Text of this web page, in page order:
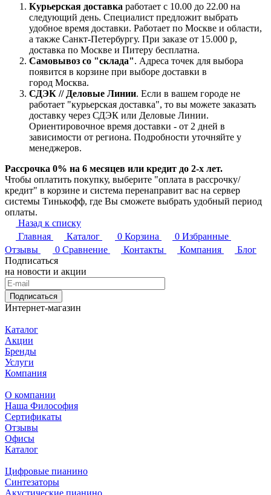
Курьерская доставка работает с 10.00 до 22.00 на
следующий день. Специалист предложит выбрать
удобное время доставки. Работает по Москве и области,
а также Санкт-Петербургу. При заказе от 15.000 р,
доставка по Москве и Питеру бесплатна.
Самовывоз со "склада". Адреса точек для выбора
появится в корзине при выборе доставки в
город Москва.
СДЭК // Деловые Линии. Если в вашем городе не
работает "курьерская доставка", то вы можете заказать
доставку через СДЭК или Деловые Линии.
Ориентировочное время доставки - от 2 дней в
зависимости от региона. Подробности уточняйте у
менеджеров.
Рассрочка 0% на 6 месяцев или кредит до 2-х лет.
Чтобы оплатить покупку, выберите "оплата в рассрочку/
кредит" в корзине и система перенаправит вас на сервер
системы Тинькофф, где Вы сможете выбрать удобный период
оплаты.
Назад к списку
Главная
Каталог 0 Корзина 0 Избранные
Отзывы
0 Сравнение Контакты Компания
Блог
Подписаться
на новости и акции
Подписаться
Интернет-магазин
Каталог
Акции
Бренды
Услуги
Компания
О компании
Наша Философия
Сертификаты
Отзывы
Офисы
Каталог
Цифровые пианино
Синтезаторы
Акустические пианино